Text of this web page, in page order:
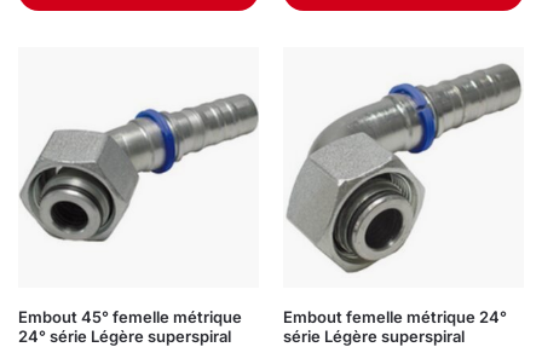
Embout 45° femelle métrique
24° série Légère superspiral
Embout femelle métrique 24°
série Légère superspiral